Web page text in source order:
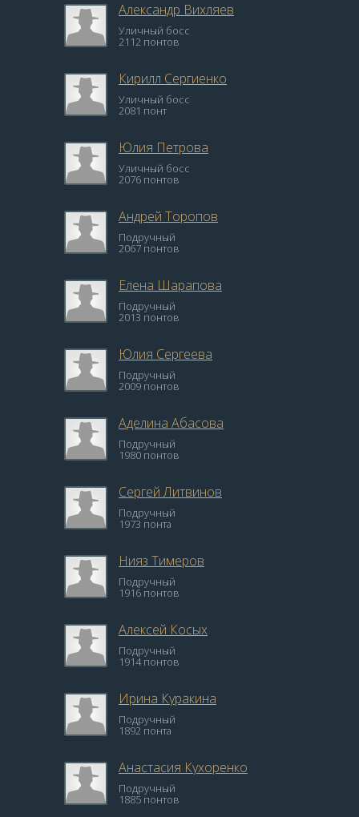
Александр Вихляев
Уличный босс
2112 понтов
Кирилл Сергиенко
Уличный босс
2081 понт
Юлия Петрова
Уличный босс
2076 понтов
Андрей Торопов
Подручный
2067 понтов
Елена Шарапова
Подручный
2013 понтов
Юлия Сергеева
Подручный
2009 понтов
Аделина Абасова
Подручный
1980 понтов
Сергей Литвинов
Подручный
1973 понта
Нияз Тимеров
Подручный
1916 понтов
Алексей Косых
Подручный
1914 понтов
Ирина Куракина
Подручный
1892 понта
Анастасия Кухоренко
Подручный
1885 понтов